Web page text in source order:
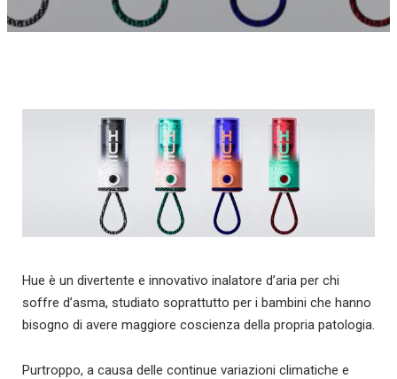
Hue è un divertente e innovativo inalatore d’aria per chi
soffre d’asma, studiato soprattutto per i bambini che hanno
bisogno di avere maggiore coscienza della propria patologia.
Purtroppo, a causa delle continue variazioni climatiche e